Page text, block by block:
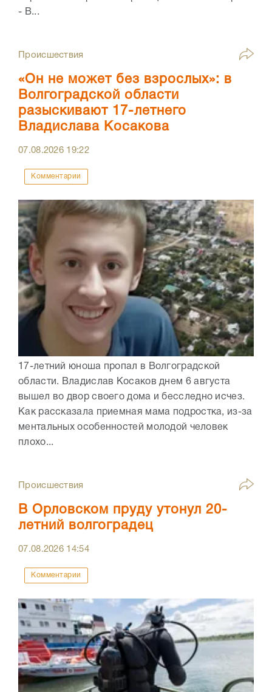
- В...
Происшествия
«Он не может без взрослых»: в
Волгоградской области
разыскивают 17-летнего
Владислава Косакова
07.08.2026 19:22
Комментарии
17-летний юноша пропал в Волгоградской
области. Владислав Косаков днем 6 августа
вышел во двор своего дома и бесследно исчез.
Как рассказала приемная мама подростка, из-за
ментальных особенностей молодой человек
плохо...
Происшествия
В Орловском пруду утонул 20-
летний волгоградец
07.08.2026 14:54
Комментарии